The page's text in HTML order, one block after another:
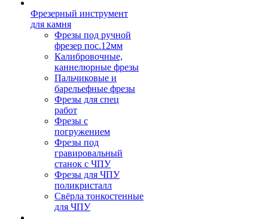
Фрезерный инструмент
для камня
Фрезы под ручной
фрезер пос.12мм
Калибровочные,
каннелюрные фрезы
Пальчиковые и
барельефные фрезы
Фрезы для спец
работ
Фрезы с
погружением
Фрезы под
гравировальный
станок с ЧПУ
Фрезы для ЧПУ
поликристалл
Свёрла тонкостенные
для ЧПУ